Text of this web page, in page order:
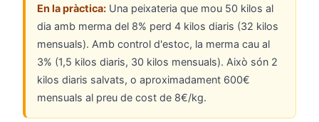
En la pràctica: Una peixateria que mou 50 kilos al
dia amb merma del 8% perd 4 kilos diaris (32 kilos
mensuals). Amb control d'estoc, la merma cau al
3% (1,5 kilos diaris, 30 kilos mensuals). Això són 2
kilos diaris salvats, o aproximadament 600€
mensuals al preu de cost de 8€/kg.